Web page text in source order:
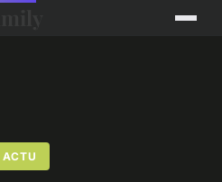
ACTU